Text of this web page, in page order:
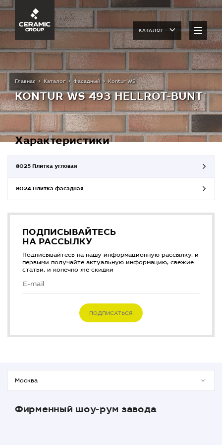
КАТАЛОГ
Главная Каталог Фасадный Kontur WS
KONTUR WS 493 HELLROT-BUNT
Характеристики
8025 Плитка угловая
8024 Плитка фасадная
ПОДПИСЫВАЙТЕСЬ
НА РАССЫЛКУ
Подписывайтесь на нашу информационную рассылку, и
первыми получайте актуальную информацию, свежие
статьи, и конечно же скидки
ПОДПИСАТЬСЯ
Фирменный шоу-рум завода